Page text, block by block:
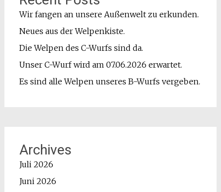
Wir fangen an unsere Außenwelt zu erkunden.
Neues aus der Welpenkiste.
Die Welpen des C-Wurfs sind da.
Unser C-Wurf wird am 07.06.2026 erwartet.
Es sind alle Welpen unseres B-Wurfs vergeben.
Archives
Juli 2026
Juni 2026